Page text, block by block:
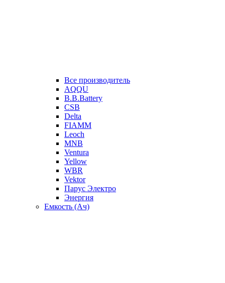
Все производитель
AQQU
B.B.Battery
CSB
Delta
FIAMM
Leoch
MNB
Ventura
Yellow
WBR
Vektor
Парус Электро
Энергия
Емкость (Ач)